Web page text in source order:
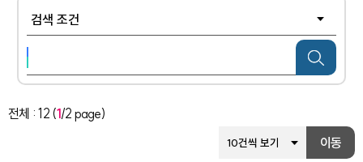
전체 : 12 (1/2 page)
건별보기를 선택하시면 해
이동